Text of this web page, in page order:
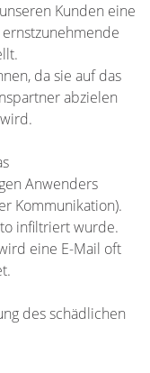
Kunden eine
da sie auf das
abzielen
Anwenders
Kommunikation).
infiltriert wurde.
eine E-Mail oft
des schädlichen